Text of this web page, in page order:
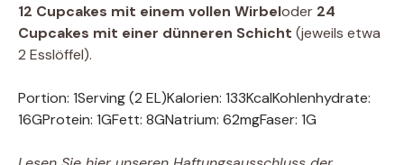
12 Cupcakes mit einem vollen Wirbeloder 24
Cupcakes mit einer dünneren Schicht (jeweils etwa
2 Esslöffel).
Portion: 1Serving (2 EL)Kalorien: 133KcalKohlenhydrate:
16GProtein: 1GFett: 8GNatrium: 62mgFaser: 1G